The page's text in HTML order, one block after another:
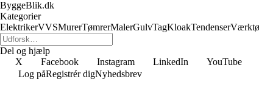
ByggeBlik.dk
Kategorier
ElektrikerVVSMurerTømrerMalerGulvTagKloakTendenser
Del og hjælp
X
Facebook Instagram LinkedIn YouTube
Log påRegistrér digNyhedsbrev